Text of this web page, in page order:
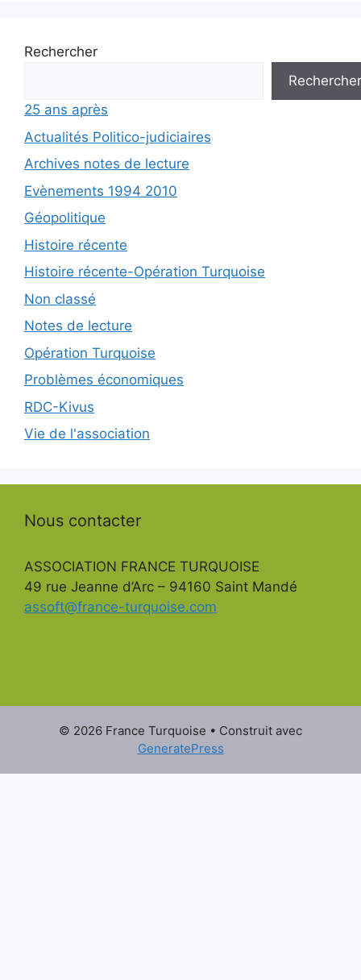
Rechercher
Rechercher
25 ans après
Actualités Politico-judiciaires
Archives notes de lecture
Evènements 1994 2010
Géopolitique
Histoire récente
Histoire récente-Opération Turquoise
Non classé
Notes de lecture
Opération Turquoise
Problèmes économiques
RDC-Kivus
Vie de l'association
Nous contacter
ASSOCIATION FRANCE TURQUOISE
49 rue Jeanne d’Arc – 94160 Saint Mandé
assoft@france-turquoise.com
© 2026 France Turquoise • Construit avec
GeneratePress